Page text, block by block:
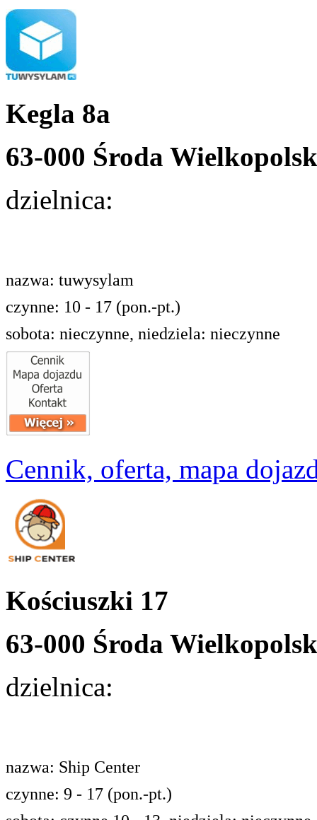
Kegla 8a
63-000 Środa
dzielnica:
nazwa: tuwysylam
czynne: 10 - 17 (pon.-pt.)
sobota: nieczynne, niedziela: nieczynne
Cennik, oferta, mapa
Kościuszki 17
63-000 Środa
dzielnica:
nazwa: Ship Center
czynne: 9 - 17 (pon.-pt.)